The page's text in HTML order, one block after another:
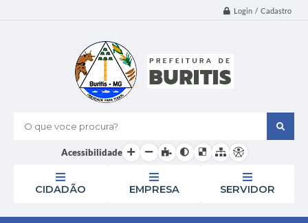
Login / Cadastro
O que voce procura?
Acessibilidade
CIDADÃO EMPRESA SERVIDOR